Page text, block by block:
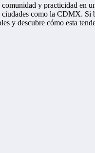
y practicidad
como la CDMX. Si
y descubre cómo esta